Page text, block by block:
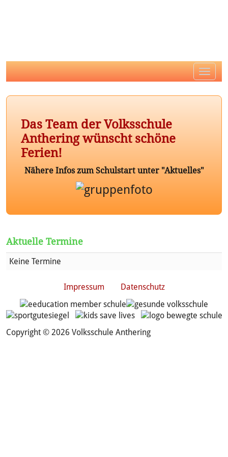
Toggle
Das Team der Volksschule
Anthering wünscht schöne
Ferien!
Nähere Infos zum Schulstart unter "Aktuelles"
Aktuelle Termine
Keine Termine
Impressum Datenschutz
Copyright © 2026 Volksschule Anthering